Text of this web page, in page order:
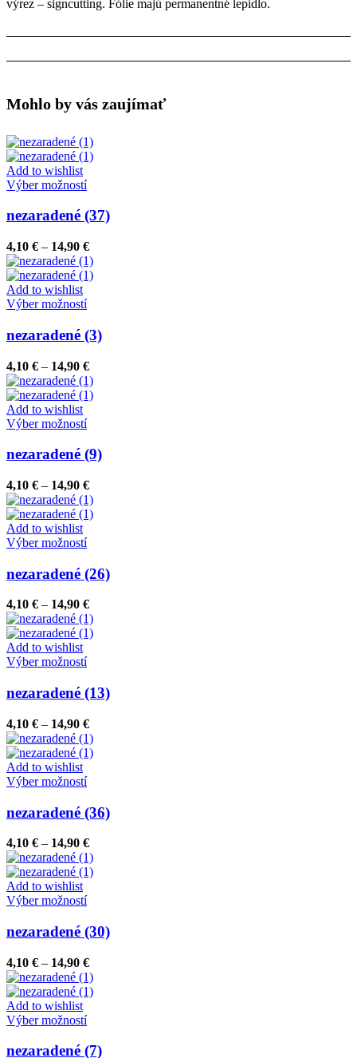
výrez – signcutting. Fólie majú permanentné lepidlo.
Mohlo by vás zaujímať
Add to wishlist
Výber možnostíTento
má
viacero
variantov.
Možnosti
si
môžete
vybrať
na
stránke
produktu.
nezaradené (37)
4,10 € – 14,90 €Price
range:
4,10 €
Add to wishlist
Výber možnostíTento
má
viacero
variantov.
Možnosti
si
môžete
vybrať
na
stránke
produktu.
nezaradené (3)
4,10 € – 14,90 €Price
range:
4,10 €
Add to wishlist
Výber možnostíTento
má
viacero
variantov.
Možnosti
si
môžete
vybrať
na
stránke
produktu.
nezaradené (9)
4,10 € – 14,90 €Price
range:
4,10 €
Add to wishlist
Výber možnostíTento
má
viacero
variantov.
Možnosti
si
môžete
vybrať
na
stránke
produktu.
nezaradené (26)
4,10 € – 14,90 €Price
range:
4,10 €
Add to wishlist
Výber možnostíTento
má
viacero
variantov.
Možnosti
si
môžete
vybrať
na
stránke
produktu.
nezaradené (13)
4,10 € – 14,90 €Price
range:
4,10 €
Add to wishlist
Výber možnostíTento
má
viacero
variantov.
Možnosti
si
môžete
vybrať
na
stránke
produktu.
nezaradené (36)
4,10 € – 14,90 €Price
range:
4,10 €
Add to wishlist
Výber možnostíTento
má
viacero
variantov.
Možnosti
si
môžete
vybrať
na
stránke
nezaradené (30)
4,10 € – 14,90 €Price
range:
4,10 €
Add to wishlist
Výber možnostíTento
má
nezaradené (7)